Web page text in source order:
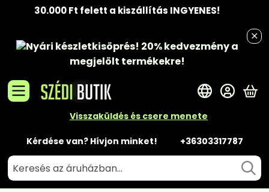
30.000 Ft felett a kiszállítás INGYENES!
Nyári készletkisöprés! 20% kedvezménya
megjelölt termékekre!
Visszaküldés és csere menete
Kérdése van? Hívjon minket! +36303317787
A